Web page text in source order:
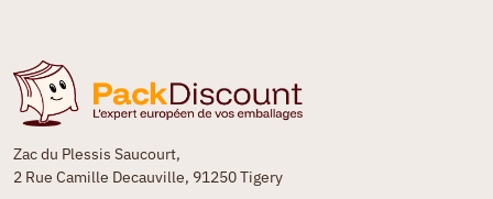
Zac du Plessis Saucourt,
2 Rue Camille Decauville, 91250 Tigery